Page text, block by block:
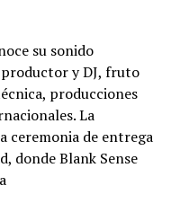
su sonido
y DJ, fruto
producciones
La
ceremonia de entrega
donde Blank Sense